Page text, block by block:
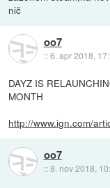
nič
oo7
::6. apr 2018,
DAYZ IS
MONTH
http://www.ign.com/
oo7
::8. nov 2018,